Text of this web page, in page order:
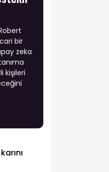
bir
zeka
kişileri